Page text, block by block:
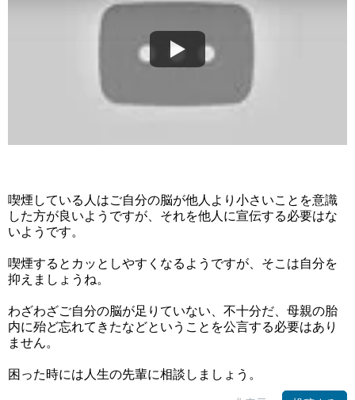
喫煙している人はご自分の脳が他人より小さいことを意識
した方が良いようですが、それを他人に宣伝する必要はな
いようです。
喫煙するとカッとしやすくなるようですが、そこは自分を
抑えましょうね。
わざわざご自分の脳が足りていない、不十分だ、母親の胎
内に殆ど忘れてきたなどということを公言する必要はあり
ません。
困った時には人生の先輩に相談しましょう。